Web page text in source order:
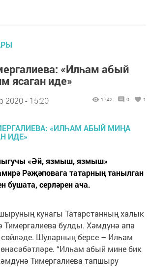
«Илһам абый
ясаган иде»
2020 - 15:20 1742 0 1
«Әй, язмыш, язмыш»
Рәҗәповага татарның танылган
бушата, серләрен ача.
кунагы Татарстанның халык
Тимергалиева булды. Хәмдүнә апа
сөйләде. Шуларның берсе – Илһам
“Илһам абый мине бик
Тимергалиева тапшыру